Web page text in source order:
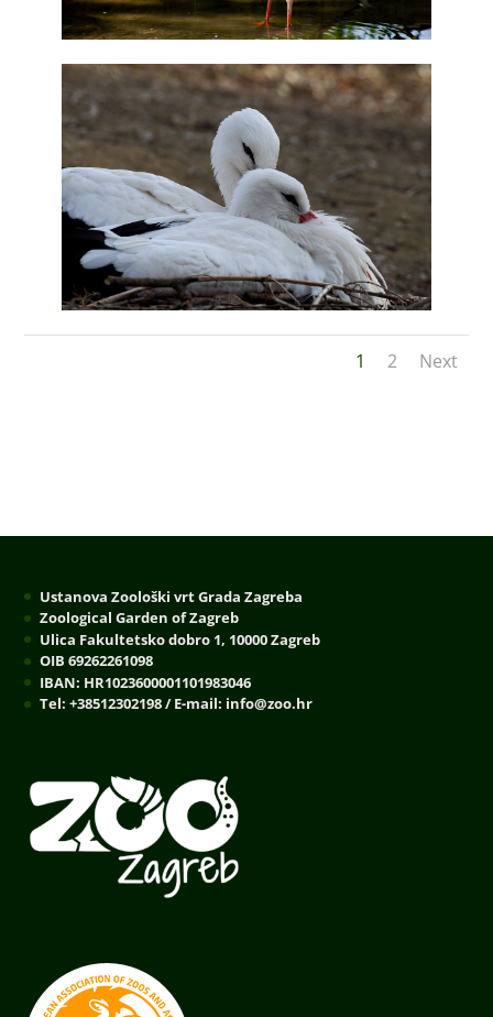
1 2 Next
Ustanova Zoološki vrt Grada Zagreba
Zoological Garden of Zagreb
Ulica Fakultetsko dobro 1, 10000 Zagreb
OIB 69262261098
IBAN: HR1023600001101983046
Tel: +38512302198 / E-mail: info@zoo.hr